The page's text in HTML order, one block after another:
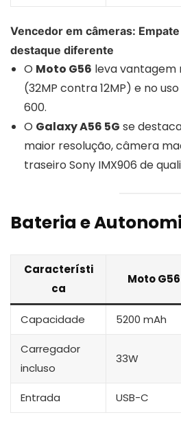
Vencedor em câmeras:
destaque diferente
O Moto G56 leva
(32MP contra 12MP) e no
600.
O Galaxy A56 5G se
maior resolução, câmera
traseiro Sony IMX906 de
Bateria e
Característi
ca
Moto G56
Capacidade 5200 mAh
Carregador
incluso
33W
Entrada USB-C